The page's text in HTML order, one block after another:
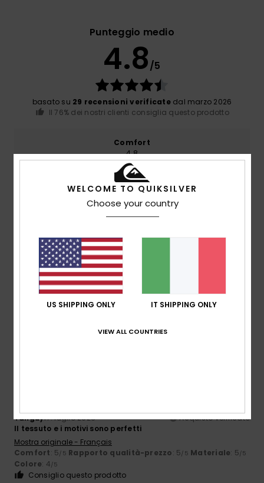
Punteggio medio
4.8/5
basato su 29 recensioni verificatedal marzo 2026
Il 76% dei nostri clienti consiglia questo prodotto
Comfort
4.8
Rapporto qualità-prezzo
4.4
Taglia
Troppo piccoloTroppo grande
Materiale
Colore
Tanguy17. luglio 2026
Acquisto verificato
Il tessuto e i motivi sono perfetti
Mostra originale - Français
Comfort: 5/5 Rapporto qualità-prezzo: 5/5 Materiale: 5/5
Colore: 4/5
Consiglio questo prodotto
WELCOME TO QUIKSILVER
Choose your country
US SHIPPING ONLY IT SHIPPING ONLY
VIEW ALL COUNTRIES